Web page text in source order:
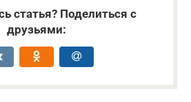
статья? Поделиться с
друзьями: